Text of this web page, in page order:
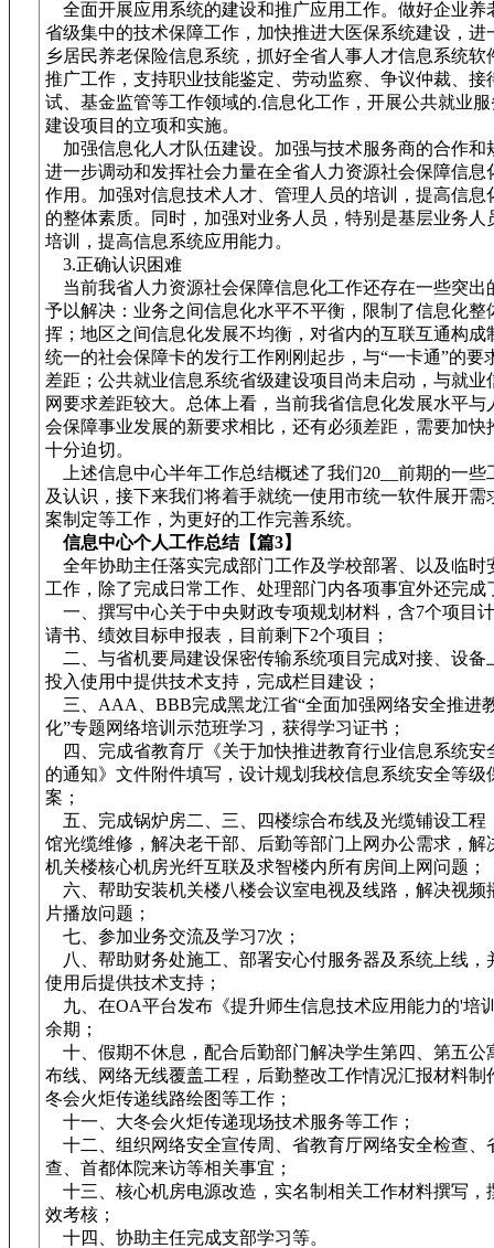
全面开展应用系统的建设和推广应用工作。做好企业养
省级集中的技术保障工作，加快推进大医保系统建设，进
乡居民养老保险信息系统，抓好全省人事人才信息系统软
推广工作，支持职业技能鉴定、劳动监察、争议仲裁、接
试、基金监管等工作领域的.信息化工作，开展公共就业
建设项目的立项和实施。
加强信息化人才队伍建设。加强与技术服务商的合作和
进一步调动和发挥社会力量在全省人力资源社会保障信息
作用。加强对信息技术人才、管理人员的培训，提高信息
的整体素质。同时，加强对业务人员，特别是基层业务人
培训，提高信息系统应用能力。
3.正确认识困难
当前我省人力资源社会保障信息化工作还存在一些突出
予以解决：业务之间信息化水平不平衡，限制了信息化整
挥；地区之间信息化发展不均衡，对省内的互联互通构成
统一的社会保障卡的发行工作刚刚起步，与“一卡通”的要
差距；公共就业信息系统省级建设项目尚未启动，与就业
网要求差距较大。总体上看，当前我省信息化发展水平与
会保障事业发展的新要求相比，还有必须差距，需要加快
十分迫切。
上述信息中心半年工作总结概述了我们20__前期的一些
及认识，接下来我们将着手就统一使用市统一软件展开需
案制定等工作，为更好的工作完善系统。
信息中心个人工作总结【篇3】
全年协助主任落实完成部门工作及学校部署、以及临时
工作，除了完成日常工作、处理部门内各项事宜外还完成
一、撰写中心关于中央财政专项规划材料，含7个项目
请书、绩效目标申报表，目前剩下2个项目；
二、与省机要局建设保密传输系统项目完成对接、设备
投入使用中提供技术支持，完成栏目建设；
三、AAA、BBB完成黑龙江省“全面加强网络安全推进
化”专题网络培训示范班学习，获得学习证书；
四、完成省教育厅《关于加快推进教育行业信息系统安
的通知》文件附件填写，设计规划我校信息系统安全等级
案；
五、完成锅炉房二、三、四楼综合布线及光缆铺设工程
馆光缆维修，解决老干部、后勤等部门上网办公需求，解
机关楼核心机房光纤互联及求智楼内所有房间上网问题；
六、帮助安装机关楼八楼会议室电视及线路，解决视频
片播放问题；
七、参加业务交流及学习7次；
八、帮助财务处施工、部署安心付服务器及系统上线，
使用后提供技术支持；
九、在OA平台发布《提升师生信息技术应用能力的'培
余期；
十、假期不休息，配合后勤部门解决学生第四、第五公
布线、网络无线覆盖工程，后勤整改工作情况汇报材料制
冬会火炬传递线路绘图等工作；
十一、大冬会火炬传递现场技术服务等工作；
十二、组织网络安全宣传周、省教育厅网络安全检查、
查、首都体院来访等相关事宜；
十三、核心机房电源改造，实名制相关工作材料撰写，
效考核；
十四、协助主任完成支部学习等。